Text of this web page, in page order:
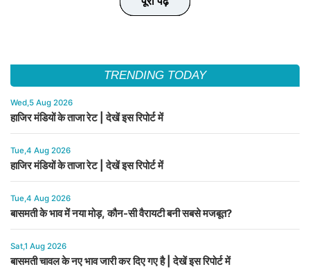
TRENDING TODAY
Wed,5 Aug 2026
हाजिर मंडियों के ताजा रेट | देखें इस रिपोर्ट में
Tue,4 Aug 2026
हाजिर मंडियों के ताजा रेट | देखें इस रिपोर्ट में
Tue,4 Aug 2026
बासमती के भाव में नया मोड़, कौन-सी वैरायटी बनी सबसे मजबूत?
Sat,1 Aug 2026
बासमती चावल के नए भाव जारी कर दिए गए है | देखें इस रिपोर्ट में